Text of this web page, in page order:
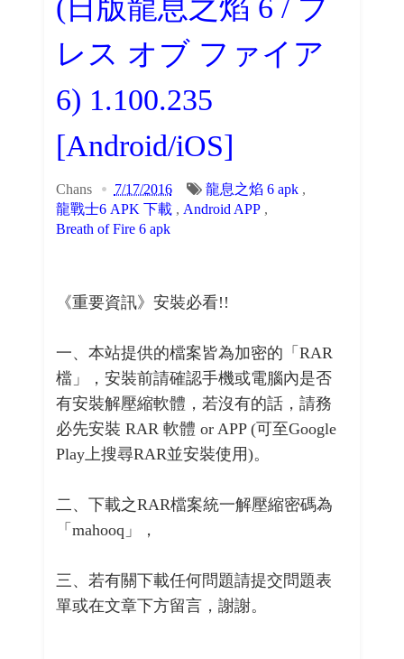
(日版龍息之焰 6 / ブ
レス オブ ファイア
6) 1.100.235
[Android/iOS]
Chans 7/17/2016 龍息之焰 6 apk,
龍戰士6 APK 下載, Android APP,
Breath of Fire 6 apk
《重要資訊》安裝必看!!
一、本站提供的檔案皆為加密的「RAR
檔」，安裝前請確認手機或電腦內是否
有安裝解壓縮軟體，若沒有的話，請務
必先安裝 RAR 軟體 or APP (可至Google
Play上搜尋RAR並安裝使用)。
二、下載之RAR檔案統一解壓縮密碼為
「mahooq」，
三、若有關下載任何問題請提交問題表
單或在文章下方留言，謝謝。